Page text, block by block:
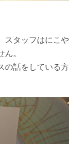
スタッフはにこや
。
の話をしている方